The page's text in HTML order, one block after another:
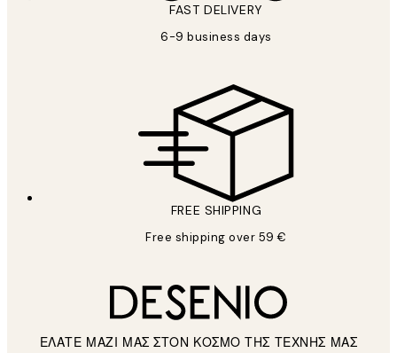
FAST DELIVERY
6-9 business days
FREE SHIPPING
Free shipping over 59 €
ΕΛΑΤΕ ΜΑΖΙ ΜΑΣ ΣΤΟΝ ΚΟΣΜΟ ΤΗΣ ΤΕΧΝΗΣ ΜΑΣ